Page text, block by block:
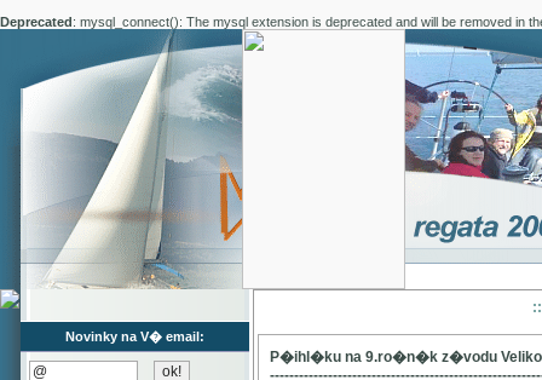
Deprecated: mysql_connect(): The mysql extension is deprecated and will be removed in
Novinky na V� email:
P�ihl�ku na 9.ro�n�k z�vodu